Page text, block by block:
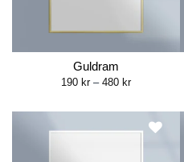
Guldram
190 kr – 480 krPrice
through
480 kr